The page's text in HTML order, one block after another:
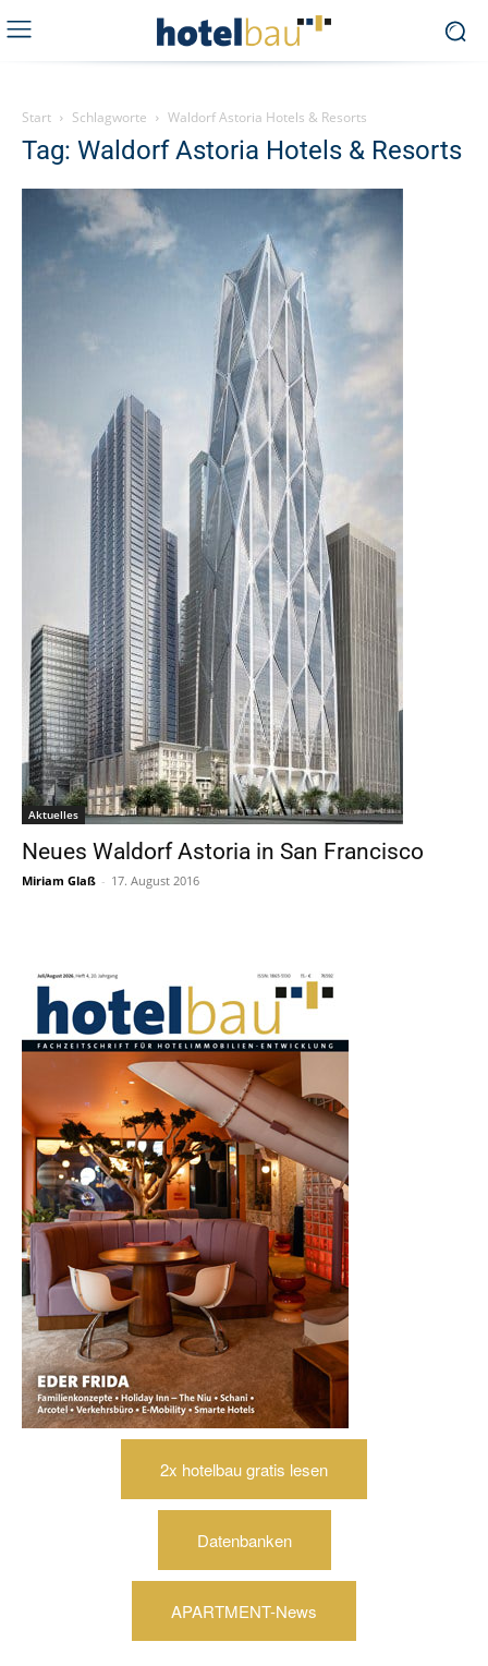
Start Schlagworte Waldorf Astoria Hotels & Resorts
Tag: Waldorf Astoria Hotels & Resorts
Aktuelles
Neues Waldorf Astoria in San Francisco
Miriam Glaß - 17. August 2016
2x hotelbau gratis lesen
Datenbanken
APARTMENT-News